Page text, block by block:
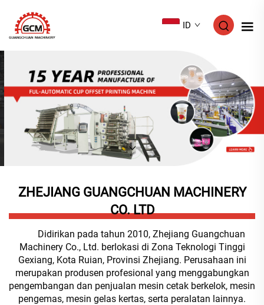
ID
ZHEJIANG GUANGCHUAN MACHINERY
CO. LTD
Didirikan pada tahun 2010, Zhejiang Guangchuan
Machinery Co., Ltd. berlokasi di Zona Teknologi Tinggi
Gexiang, Kota Ruian, Provinsi Zhejiang. Perusahaan ini
merupakan produsen profesional yang menggabungkan
pengembangan dan penjualan mesin cetak berkelok, mesin
pengemas, mesin gelas kertas, serta peralatan lainnya.